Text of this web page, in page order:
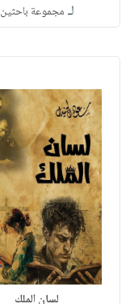
لـ مجموعة باحثين